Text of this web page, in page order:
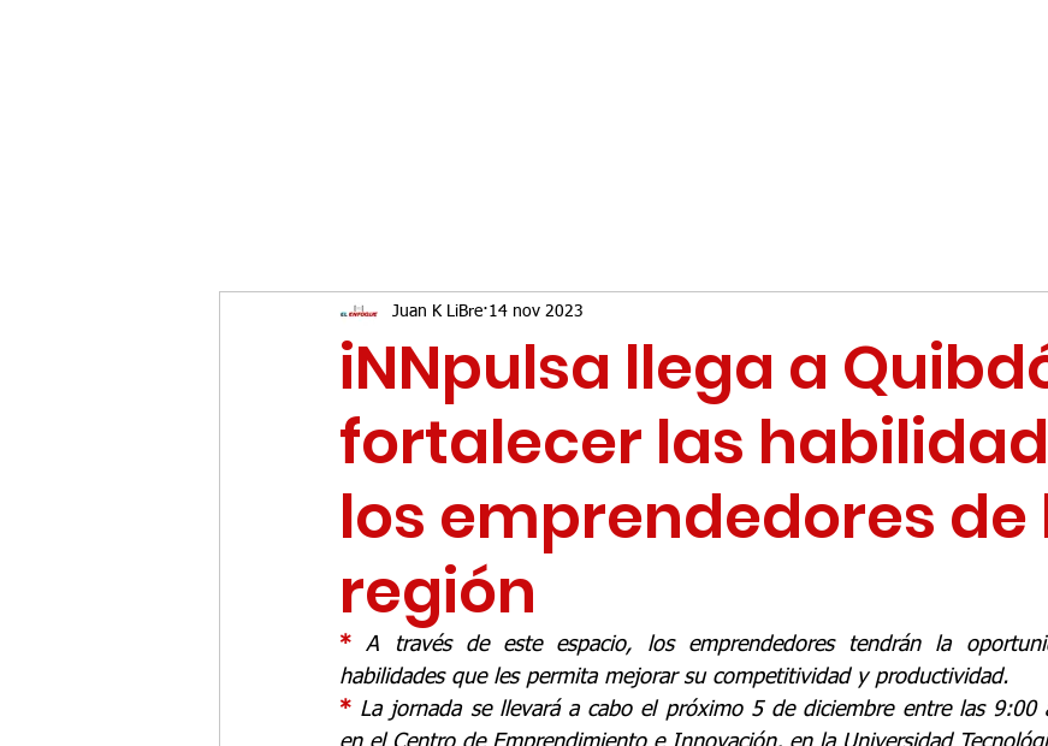
iNNpulsa llega a
fortalecer las
los emprendedores de
región
Juan K LiBre 14 nov 2023
* A través de este espacio, los emprendedores tendrán la
habilidades que les permita mejorar su competitividad y productividad.
* La jornada se llevará a cabo el próximo 5 de diciembre entre las